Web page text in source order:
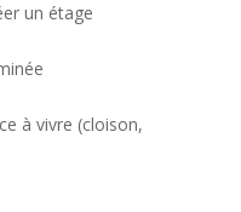
un étage
à vivre (cloison,